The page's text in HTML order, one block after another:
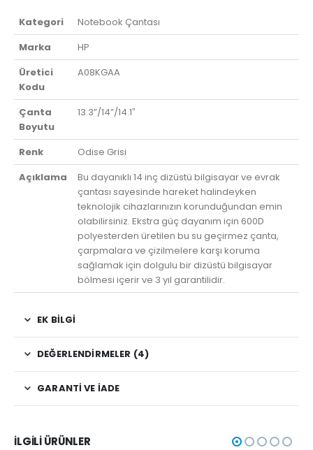
Kategori
Notebook Çantası
Marka
HP
Üretici
Kodu
A08KGAA
Çanta
Boyutu
13.3”/14”/14.1″
Renk
Odise Grisi
Açıklama
Bu dayanıklı 14 inç dizüstü bilgisayar ve evrak
çantası sayesinde hareket halindeyken
teknolojik cihazlarınızın korunduğundan emin
olabilirsiniz. Ekstra güç dayanım için 600D
polyesterden üretilen bu su geçirmez çanta,
çarpmalara ve çizilmelere karşı koruma
sağlamak için dolgulu bir dizüstü bilgisayar
bölmesi içerir ve 3 yıl garantilidir.
EK BILGI
DEĞERLENDIRMELER (4)
GARANTI VE İADE
İLGILI ÜRÜNLER